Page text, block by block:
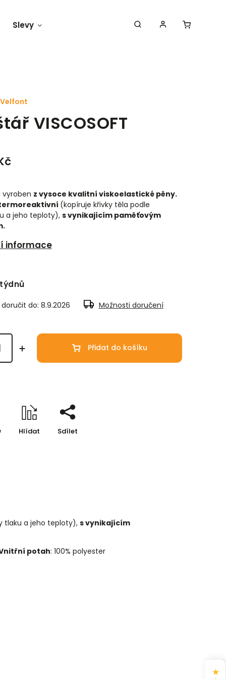
Slevy
VISCOSOFT
vyroben z vysoce kvalitní viskoelastické pěny.
(kopíruje křivky těla podle
a jeho teploty), s vynikajícím paměťovým
informace
Velfont
do: 8.9.2026 Možnosti doručení
Přidat do košíku
Hlídat Sdílet
tlaku a jeho teploty), s vynikajícím
potah: 100% polyester
★